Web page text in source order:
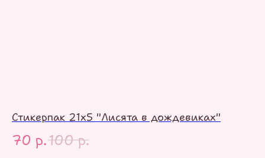
Стикерпак 21х5 "Лисята в дождевиках"
70 р.100 р.